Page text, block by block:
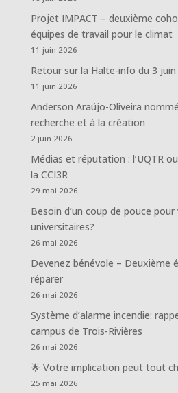
Projet IMPACT – deuxième
équipes de travail pour le climat
11 juin 2026
Retour sur la Halte-info du 3 juin
11 juin 2026
Anderson Araújo-Oliveira
recherche et à la création
2 juin 2026
Médias et réputation : l’UQTR
la CCI3R
29 mai 2026
Besoin d’un coup de pouce
universitaires?
26 mai 2026
Devenez bénévole – Deuxième
réparer
26 mai 2026
Système d’alarme incendie:
campus de Trois-Rivières
26 mai 2026
🌟 Votre implication peut tout
25 mai 2026